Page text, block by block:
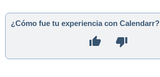
¿Cómo fue tu experiencia con Calendarr?